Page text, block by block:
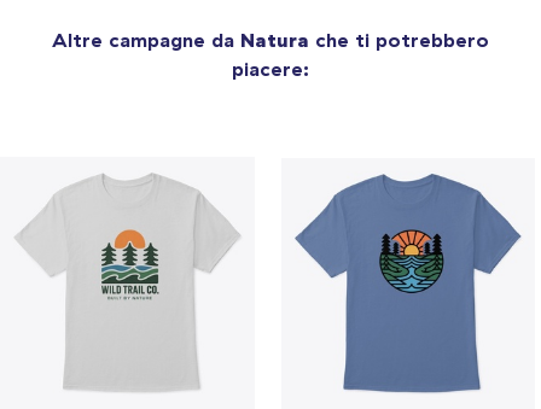
Altre campagne da Natura che ti potrebbero
piacere: